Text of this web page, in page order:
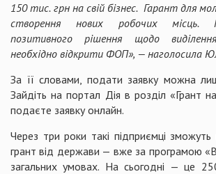
150 тис. грн на свій бізнес. Гарант для
створення нових робочих місць.
позитивного рішення щодо
необхідно відкрити ФОП», — наголосила
За її словами, подати заявку можна
Зайдіть на портал Дія в розділ «Грант
подаєте заявку онлайн.
Через три роки такі підприємці
грант від держави — вже за програмою
загальних умовах. На сьогодні — це